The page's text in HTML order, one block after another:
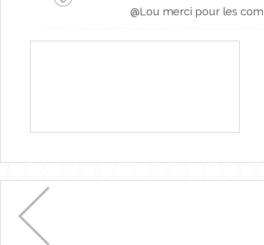
@Lou merci pour les